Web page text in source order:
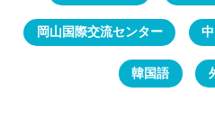
岡山国際交流センター
韓国語